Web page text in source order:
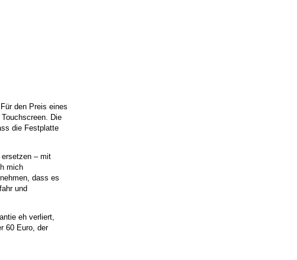
den Preis eines
Die
die Festplatte
– mit
mich
dass es
und
eh verliert,
60 Euro, der